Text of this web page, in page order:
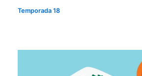
Temporada 18